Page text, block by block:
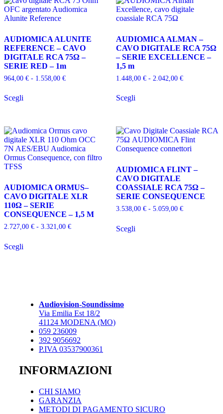
opzioni
possono
essere
nella
pagina
del
AUDIOMICA ALUNITE
REFERENCE – CAVO
DIGITALE RCA 75Ω –
SERIE RED – 1m
964,00 € - 1.558,00 €Fascia
Scegliprodotto
Le
opzioni
possono
essere
pagina
del
prodotto
AUDIOMICA ALMAN –
CAVO DIGITALE RCA 75Ω
– SERIE EXCELLENCE –
1,5 m
1.448,00 € - 2.042,00 €Fascia
Scegliprodotto
Le
opzioni
possono
scelte
nella
pagina
del
prodotto
AUDIOMICA ORMUS–
CAVO DIGITALE XLR
110Ω – SERIE
CONSEQUENCE – 1,5 M
2.727,00 € - 3.321,00 €Fascia
Scegliprodotto
possono
essere
scelte
pagina
prodotto
AUDIOMICA FLINT –
CAVO DIGITALE
COASSIALE RCA 75Ω –
SERIE CONSEQUENCE
3.538,00 € - 5.059,00 €Fascia
Scegliprodotto
Audiovision-Soundissimo
Via Emilia Est 18/2
41124 MODENA (MO)
059 236009
392 9056692
P.IVA 03537900361
INFORMAZIONI
CHI SIAMO
GARANZIA
METODI DI PAGAMENTO SICURO